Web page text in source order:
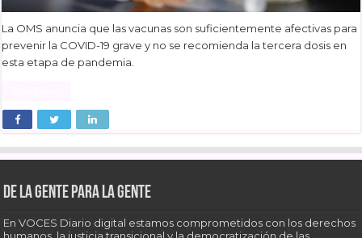
La OMS anuncia que las vacunas son suficientemente afectivas para
prevenir la COVID-19 grave y no se recomienda la tercera dosis en
esta etapa de pandemia.
De la gente para la gente
En VOCES Diario digital estamos comprometidos con los derechos